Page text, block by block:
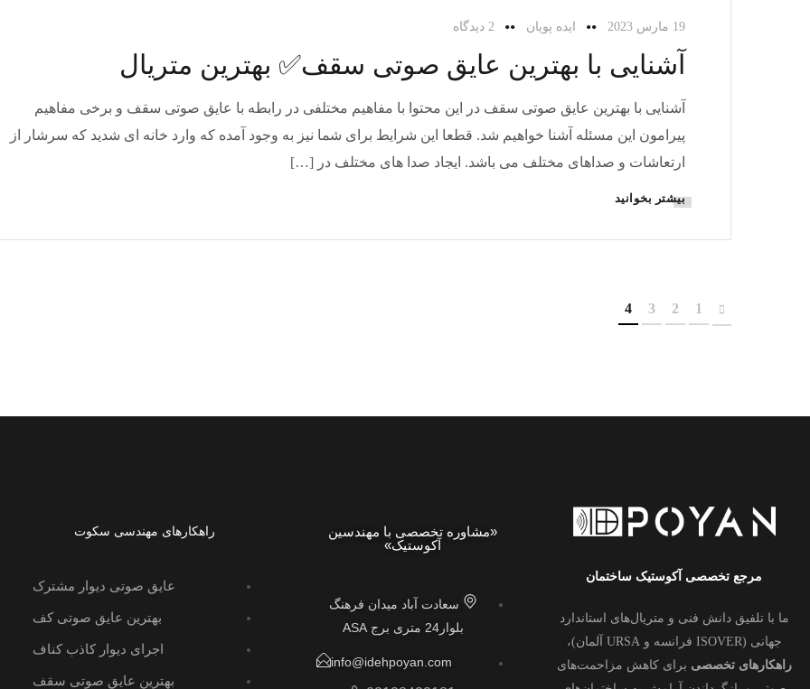
19 مارس 2023 ایده پویان 2 دیدگاه
آشنایی با بهترین عایق صوتی سقف✅ بهترین متریال
آشنایی با بهترین عایق صوتی سقف در این محتوا با مفاهیم مختلفی در رابطه با عایق صوتی سقف و برخی مفاهیم
پیرامون این مسئله آشنا خواهیم شد. قطعا این شرایط برای شما نیز به وجود آمده که وارد خانه ای شدید که سرشار از
ارتعاشات و صداهای مختلف می باشد. ایجاد صدا های مختلف در […]
بیشتر بخوانید
1
2
3
4
مرجع تخصصی آکوستیک ساختمان
ما با تلفیق دانش فنی و متریال‌های استاندارد
جهانی (ISOVER فرانسه و URSA آلمان)،
راهکارهای تخصصی برای کاهش مزاحمت‌های
«مشاوره تخصصی با مهندسین
آکوستیک»
سعادت آباد میدان فرهنگ
بلوار24 متری برج ASA
info@idehpoyan.com
راهکارهای مهندسی سکوت
عایق صوتی دیوار مشترک
بهترین عایق صوتی کف
اجرای دیوار کاذب کناف
بهترین عایق صوتی سقف